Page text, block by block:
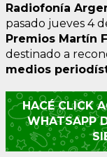
Radiofonía
pasado jueves 4
Premios Martín
destinado a
medios
HACÉ CLICK
WHATSAPP